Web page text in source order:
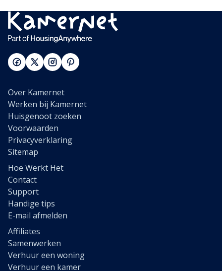
Over Kamernet
Werken bij Kamernet
Huisgenoot zoeken
Voorwaarden
Privacyverklaring
Sitemap
Hoe Werkt Het
Contact
Support
Handige tips
E-mail afmelden
Affiliates
Samenwerken
Verhuur een woning
Verhuur een kamer